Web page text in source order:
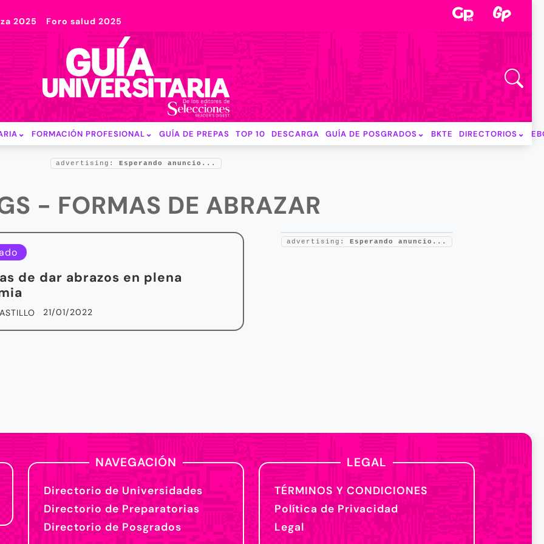
2025 Foro salud 2025
FORMACIÓN PROFESIONAL GUÍA DE PREPAS TOP 10 DESCARGA GUÍA DE POSGRADOS BKTE DIRECTORIOS
advertising: Esperando anuncio...
- FORMAS DE ABRAZAR
de dar abrazos en plena
21/01/2022
advertising: Esperando anuncio...
NAVEGACIÓN
Directorio de Universidades
Directorio de Preparatorias
Directorio de Posgrados
LEGAL
TÉRMINOS Y CONDICIONES
Política de Privacidad
Legal